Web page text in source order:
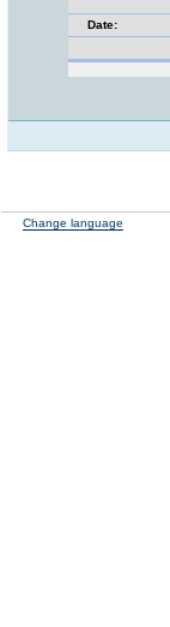
Date:
Change language